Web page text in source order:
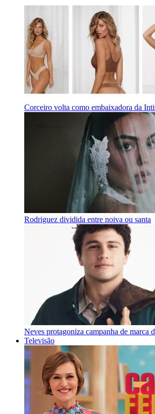
Corceiro volta como embaixadora da
Rodriguez dividida entre noiva ou santa
Neves protagoniza campanha de marca
Televisão